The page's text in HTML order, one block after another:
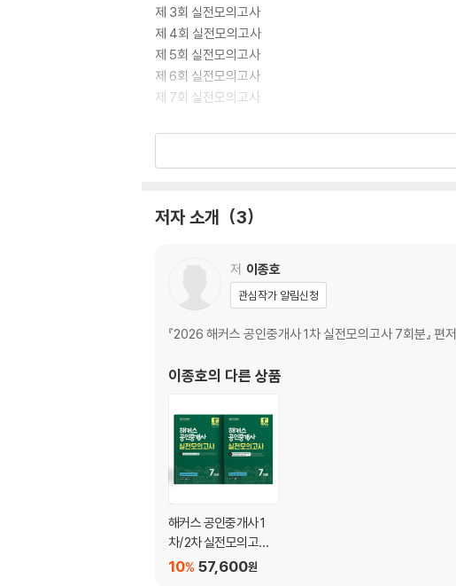
제 3회 실전모의고사
제 4회 실전모의고사
제 5회 실전모의고사
제 6회 실전모의고사
제 7회 실전모의고사
[정답 및 해설(책 속의 책)]
제 4회 정답 및 해설
제 6회 정답 및 해설
제 7회 정답 및 해설
[중철부록]
저자 소개 3
저 이종호
관심작가 알림신청
『2026 해커스 공인중개사 1차 실전모의고사 7회분』 편저
이종호의 다른 상품
해커스 공인중개사 1
차/2차 실전모의고사
세트 57,600원
10%